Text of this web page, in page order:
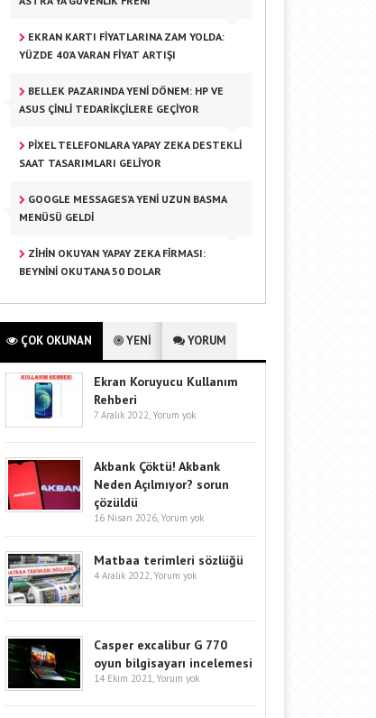
EKRAN KARTI FIYATLARINA ZAM YOLDA:
YÜZDE 40’A VARAN FIYAT ARTIŞI
BELLEK PAZARINDA YENI DÖNEM: HP VE
ASUS ÇINLI TEDARIKÇILERE GEÇIYOR
PIXEL TELEFONLARA YAPAY ZEKA DESTEKLI
SAAT TASARIMLARI GELIYOR
GOOGLE MESSAGES’A YENI UZUN BASMA
MENÜSÜ GELDI
ZIHIN OKUYAN YAPAY ZEKA FIRMASI:
BEYNINI OKUTANA 50 DOLAR
ÇOK OKUNAN YENİ YORUM
Ekran Koruyucu Kullanım
Rehberi
7 Aralık 2022, Yorum yok
Akbank Çöktü! Akbank
Neden Açılmıyor? sorun
çözüldü
16 Nisan 2026, Yorum yok
Matbaa terimleri sözlüğü
4 Aralık 2022, Yorum yok
Casper excalibur G 770
oyun bilgisayarı incelemesi
14 Ekim 2021, Yorum yok